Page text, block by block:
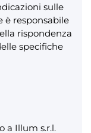
sulle
è responsabile
rispondenza
specifiche
a Illum s.r.l.